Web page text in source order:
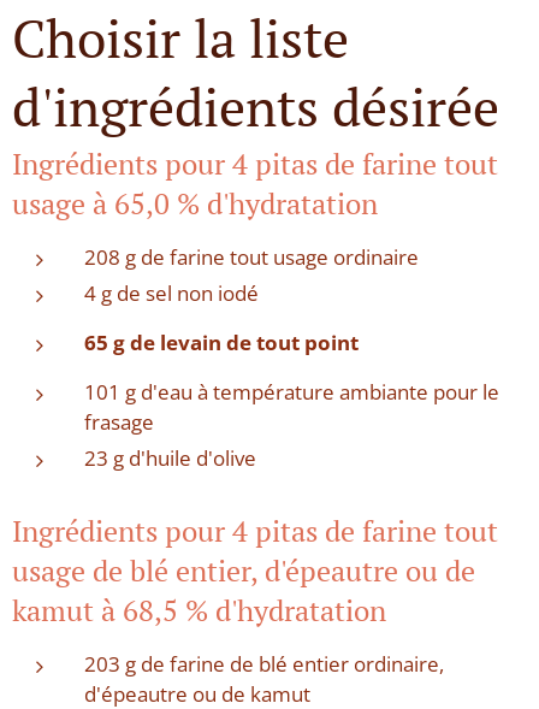
Choisir la liste
d'ingrédients désirée
Ingrédients pour 4 pitas de farine tout
usage à 65,0 % d'hydratation
208 g de farine tout usage ordinaire
4 g de sel non iodé
65 g de levain de tout point
101 g d'eau à température ambiante pour le
frasage
23 g d'huile d'olive
Ingrédients pour 4 pitas de farine tout
usage de blé entier, d'épeautre ou de
kamut à 68,5 % d'hydratation
203 g de farine de blé entier ordinaire,
d'épeautre ou de kamut